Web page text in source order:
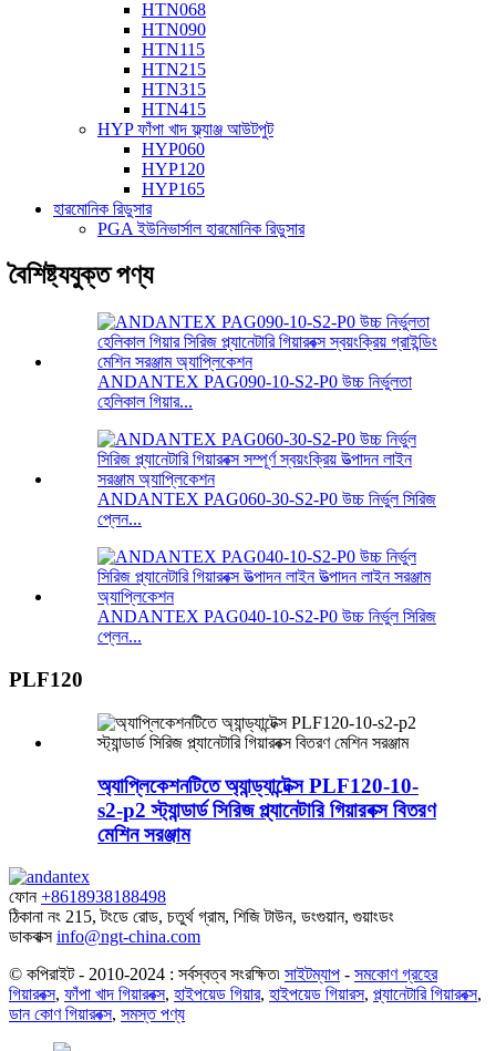
HTN068
HTN090
HTN115
HTN215
HTN315
HTN415
HYP ফাঁপা খাদ ফ্ল্যাঞ্জ আউটপুট
HYP060
HYP120
HYP165
হারমোনিক রিডুসার
PGA ইউনিভার্সাল হারমোনিক রিডুসার
বৈশিষ্ট্যযুক্ত পণ্য
ANDANTEX PAG090-10-S2-P0 উচ্চ নির্ভুলতা
হেলিকাল গিয়ার...
ANDANTEX PAG060-30-S2-P0 উচ্চ নির্ভুল সিরিজ
প্লেন...
ANDANTEX PAG040-10-S2-P0 উচ্চ নির্ভুল সিরিজ
প্লেন...
PLF120
অ্যাপ্লিকেশনটিতে অ্যান্ড্যান্টেক্স PLF120-10-
s2-p2 স্ট্যান্ডার্ড সিরিজ প্ল্যানেটারি গিয়ারবক্স বিতরণ
মেশিন সরঞ্জাম
ফোন +8618938188498
ঠিকানা নং 215, টংডে রোড, চতুর্থ গ্রাম, শিজি টাউন, ডংগুয়ান, গুয়াংডং
ডাকবাক্স info@ngt-china.com
© কপিরাইট - 2010-2024 : সর্বস্বত্ব সংরক্ষিত৷ সাইটম্যাপ - সমকোণ গ্রহের
গিয়ারবক্স, ফাঁপা খাদ গিয়ারবক্স, হাইপয়েড গিয়ার, হাইপয়েড গিয়ারস, প্ল্যানেটারি গিয়ারবক্স,
ডান কোণ গিয়ারবক্স, সমস্ত পণ্য